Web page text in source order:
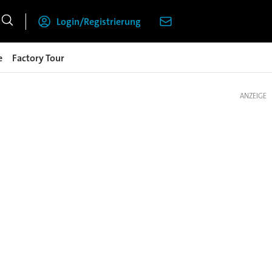
Login/Registrierung
Factory Tour
ANZEIGE